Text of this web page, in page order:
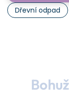
Dřevní odpad